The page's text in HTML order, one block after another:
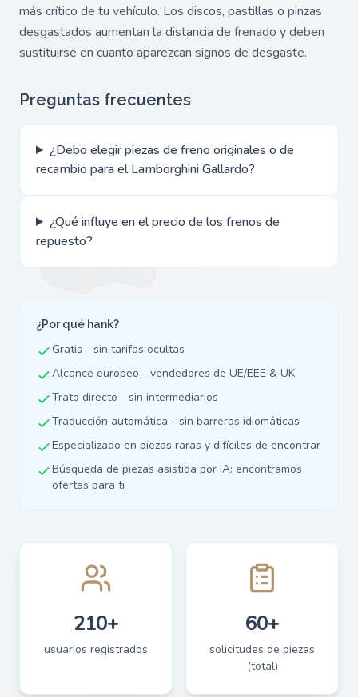
más crítico de tu vehículo. Los discos, pastillas o pinzas
desgastados aumentan la distancia de frenado y deben
sustituirse en cuanto aparezcan signos de desgaste.
Preguntas frecuentes
¿Debo elegir piezas de freno originales o de
recambio para el Lamborghini Gallardo?
¿Qué influye en el precio de los frenos de
repuesto?
¿Por qué hank?
Gratis - sin tarifas ocultas
Alcance europeo - vendedores de UE/EEE & UK
Trato directo - sin intermediarios
Traducción automática - sin barreras idiomáticas
Especializado en piezas raras y difíciles de encontrar
Búsqueda de piezas asistida por IA: encontramos
ofertas para ti
210+
usuarios registrados
60+
solicitudes de piezas
(total)